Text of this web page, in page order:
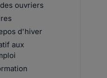
ouvriers
d'hiver
aux